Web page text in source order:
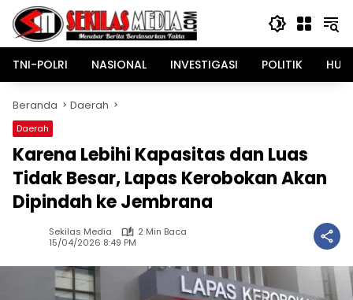
Langsung
konten
TNI-POLRI
NASIONAL INVESTIGASI POLITIK
Beranda Daerah
Daerah
Karena Lebihi Kapasitas dan Luas
Tidak Besar, Lapas Kerobokan Akan
Dipindah ke Jembrana
Sekilas Media
2 Min Baca
15/04/2026 8:49 PM